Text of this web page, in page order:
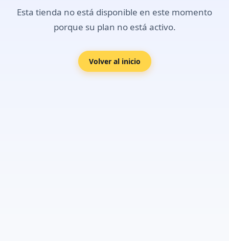
Esta tienda no está disponible en este momento
porque su plan no está activo.
Volver al inicio